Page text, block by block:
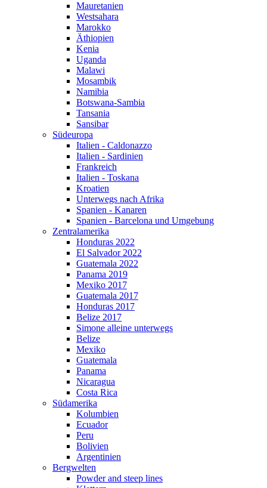
Mauretanien
Westsahara
Marokko
Äthiopien
Kenia
Uganda
Malawi
Mosambik
Namibia
Botswana-Sambia
Tansania
Sansibar
Südeuropa
Italien - Caldonazzo
Italien - Sardinien
Frankreich
Italien - Toskana
Kroatien
Unterwegs nach Afrika
Spanien - Kanaren
Spanien - Barcelona und Umgebung
Zentralamerika
Honduras 2022
El Salvador 2022
Guatemala 2022
Panama 2019
Mexiko 2017
Guatemala 2017
Honduras 2017
Belize 2017
Simone alleine unterwegs
Belize
Mexiko
Guatemala
Panama
Nicaragua
Costa Rica
Südamerika
Kolumbien
Ecuador
Peru
Bolivien
Argentinien
Bergwelten
Powder and steep lines